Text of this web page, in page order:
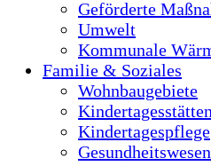
Geförderte
Umwelt
Kommunale
Familie & Soziales
Wohnbaugebiete
Kindertagespflege
Gesundheitswesen